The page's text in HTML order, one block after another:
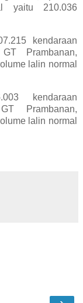
yaitu 210.036
kendaraan
Prambanan,
lalin normal
kendaraan
Prambanan,
lalin normal